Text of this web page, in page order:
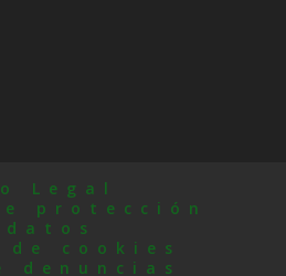
Legal
protección
datos
cookies
denuncias